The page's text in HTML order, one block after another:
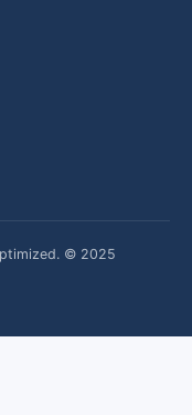
© 2025